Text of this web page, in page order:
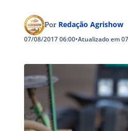
Por Redação Agrishow
07/08/2017 06:00•Atualizado em